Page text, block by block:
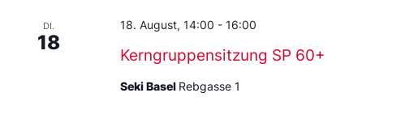
DI.
18
Kerngruppensitzung SP 60+
18. August, 14:00 - 16:00
Seki Basel Rebgasse 1